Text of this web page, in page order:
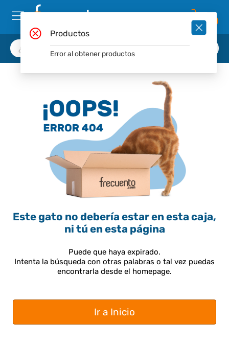
Este gato no debería estar en esta caja,
ni tú en esta página
Puede que haya expirado.
Intenta la búsqueda con otras palabras o tal vez puedas
encontrarla desde el homepage.
Ir a Inicio
Productos
Error al obtener productos